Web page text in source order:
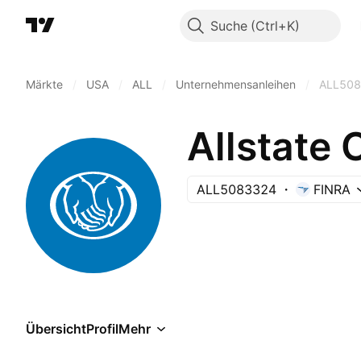
Suche
Märkte USA ALL Unternehmensanleihen
Allstate
ALL5083324 FINRA
ÜbersichtProfilMehr